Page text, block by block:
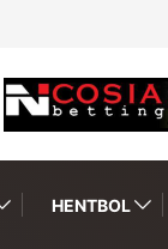
HENTBOL